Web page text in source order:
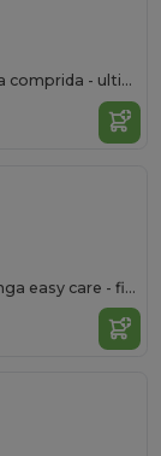
Camisa de Mulher de manga comprida - ultimate non-iron shirt
Camisa de Mulher ¾ de manga easy care - fitted